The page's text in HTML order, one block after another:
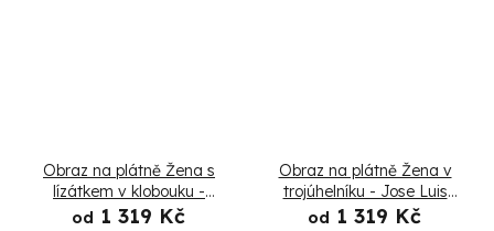
Obraz na plátně Žena s
lízátkem v klobouku -
Dmitry Belov
od 1 319 Kč
Obraz na plátně Žena v
trojúhelníku - Jose Luis
Guerrero
od 1 319 Kč